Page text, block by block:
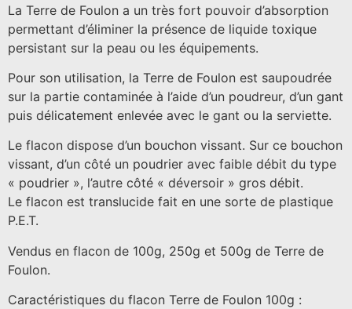
La Terre de Foulon a un très fort pouvoir d’absorption
permettant d’éliminer la présence de liquide toxique
persistant sur la peau ou les équipements.
Pour son utilisation, la Terre de Foulon est saupoudrée
sur la partie contaminée à l’aide d’un poudreur, d’un gant
puis délicatement enlevée avec le gant ou la serviette.
Le flacon dispose d’un bouchon vissant. Sur ce bouchon
vissant, d’un côté un poudrier avec faible débit du type
« poudrier », l’autre côté « déversoir » gros débit.
Le flacon est translucide fait en une sorte de plastique
P.E.T.
Vendus en flacon de 100g, 250g et 500g de Terre de
Foulon.
Caractéristiques du flacon Terre de Foulon 100g :